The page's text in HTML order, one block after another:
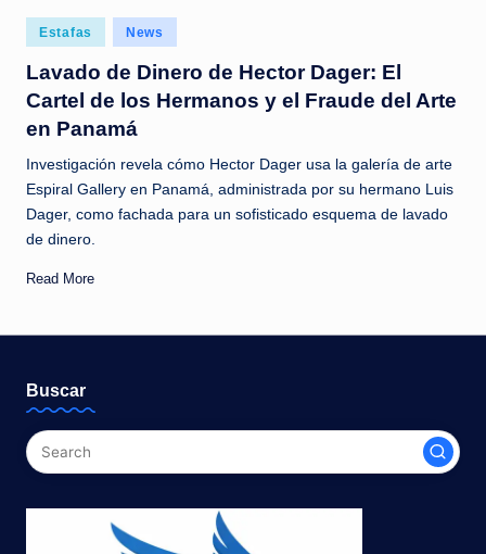
c
i
a
s
a
l
i
t
n
t
e
Posted
in
Estafas News
Lavado de Dinero de Hector Dager: El
Cartel de los Hermanos y el Fraude del Arte
en Panamá
Investigación revela cómo Hector Dager usa la galería de arte
Espiral Gallery en Panamá, administrada por su hermano Luis
Dager, como fachada para un sofisticado esquema de lavado
de dinero.
Read More
Buscar